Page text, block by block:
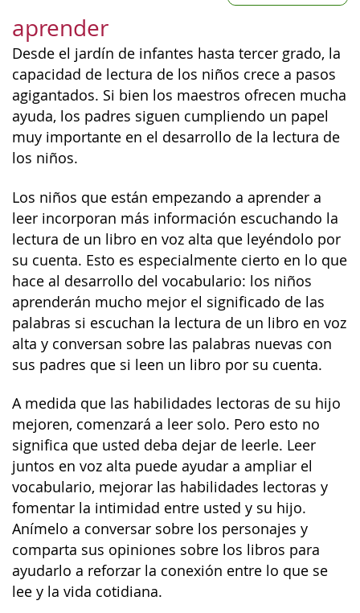
aprender
Desde el jardín de infantes hasta tercer grado, la
capacidad de lectura de los niños crece a pasos
agigantados. Si bien los maestros ofrecen mucha
ayuda, los padres siguen cumpliendo un papel
muy importante en el desarrollo de la lectura de
los niños.
Los niños que están empezando a aprender a
leer incorporan más información escuchando la
lectura de un libro en voz alta que leyéndolo por
su cuenta. Esto es especialmente cierto en lo que
hace al desarrollo del vocabulario: los niños
aprenderán mucho mejor el significado de las
palabras si escuchan la lectura de un libro en voz
alta y conversan sobre las palabras nuevas con
sus padres que si leen un libro por su cuenta.
A medida que las habilidades lectoras de su hijo
mejoren, comenzará a leer solo. Pero esto no
significa que usted deba dejar de leerle. Leer
juntos en voz alta puede ayudar a ampliar el
vocabulario, mejorar las habilidades lectoras y
fomentar la intimidad entre usted y su hijo.
Anímelo a conversar sobre los personajes y
comparta sus opiniones sobre los libros para
ayudarlo a reforzar la conexión entre lo que se
lee y la vida cotidiana.